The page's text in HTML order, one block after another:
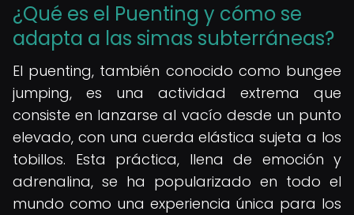
¿Qué es el Puenting y cómo se
adapta a las simas subterráneas?
El puenting, también conocido como bungee
jumping, es una actividad extrema que
consiste en lanzarse al vacío desde un punto
elevado, con una cuerda elástica sujeta a los
tobillos. Esta práctica, llena de emoción y
adrenalina, se ha popularizado en todo el
mundo como una experiencia única para los